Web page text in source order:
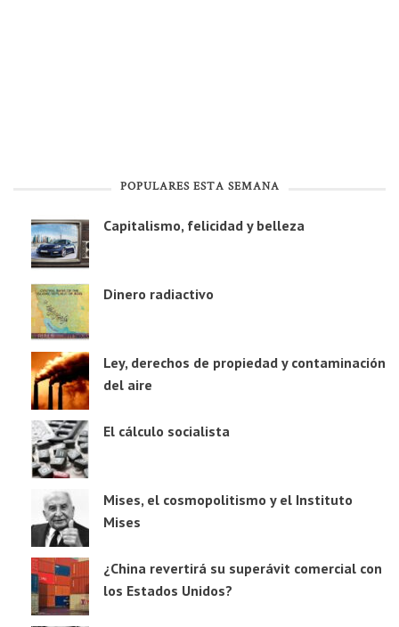
POPULARES ESTA SEMANA
Capitalismo, felicidad y belleza
Dinero radiactivo
Ley, derechos de propiedad y contaminación
del aire
El cálculo socialista
Mises, el cosmopolitismo y el Instituto
Mises
¿China revertirá su superávit comercial con
los Estados Unidos?